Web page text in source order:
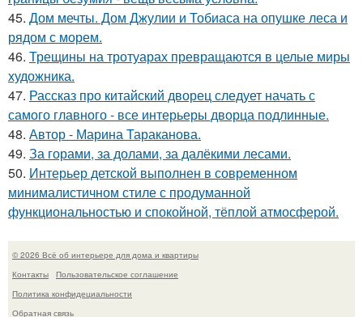
45. Дом мечты. Дом Джулии и Тобиаса на опушке леса и
рядом с морем.
46. Трещины на тротуарах превращаются в целые миры
художника.
47. Рассказ про китайский дворец следует начать с
самого главного - все интерьеры дворца подлинные.
48. Автор - Марина Тараканова.
49. За горами, за долами, за далёкими лесами.
50. Интерьер детской выполнен в современном
минималистичном стиле с продуманной
функциональностью и спокойной, тёплой атмосферой.
© 2026 Всё об интерьере для дома и квартиры
Контакты
Пользовательское соглашение
Политика конфидециальности
Обратная связь